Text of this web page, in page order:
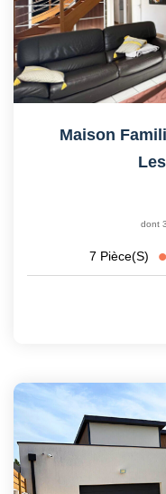
Maison
dont
7 Pièce(s)